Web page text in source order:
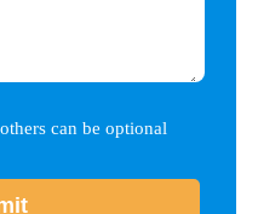
can be optional